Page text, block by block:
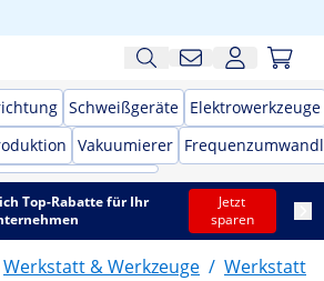
Schweißgeräte Elektrowerkzeuge
Vakuumierer
Top-Rabatte für Ihr
Jetzt
sparen
Werkstatt & Werkzeuge /